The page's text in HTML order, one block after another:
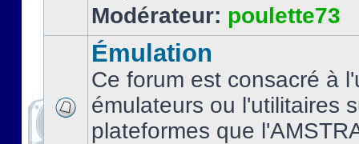
Modérateur: poulette73
Émulation
Ce forum est consacré à
émulateurs ou l'utilitaires
plateformes que